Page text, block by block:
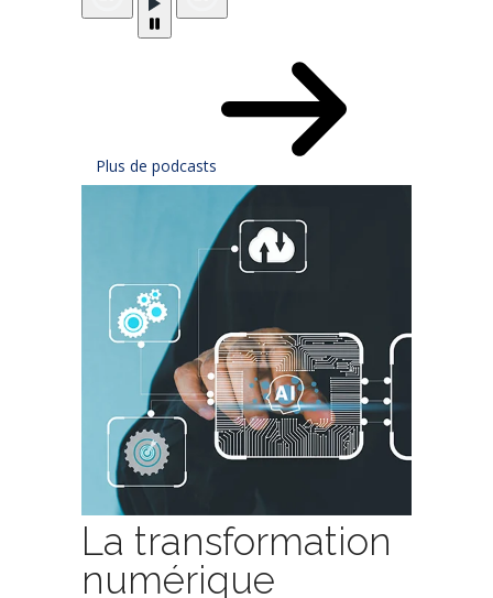
Plus de podcasts
La transformation
numérique